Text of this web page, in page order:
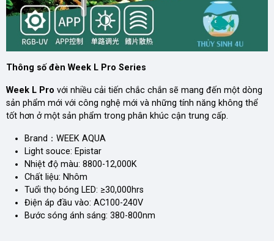
Thông số đèn Week L Pro Series
Week L Pro với nhiều cải tiến chắc chắn sẽ mang đến một dòng
sản phẩm mới với công nghệ mới và những tính năng không thể
tốt hơn ở một sản phẩm trong phân khúc cận trung cấp.
Brand：WEEK AQUA
Light souce: Epistar
Nhiệt độ màu: 8800-12,000K
Chất liệu: Nhôm
Tuổi thọ bóng LED: ≥30,000hrs
Điện áp đầu vào: AC100-240V
Bước sóng ánh sáng: 380-800nm